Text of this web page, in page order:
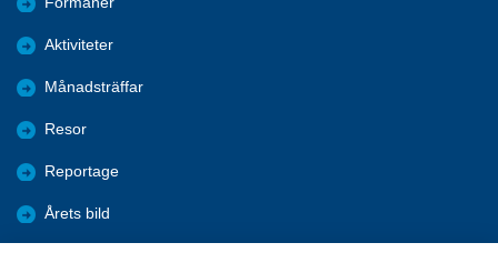
Aktiviteter
Månadsträffar
Resor
Reportage
Årets bild